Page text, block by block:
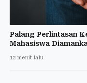
Palang Perlintasan
Mahasiswa
12 menit lalu